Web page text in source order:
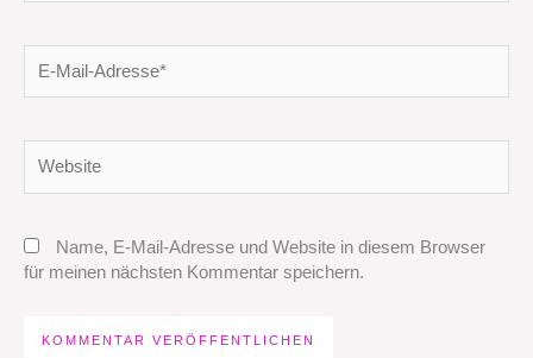
Mail-
Name, E-Mail-Adresse und Website in diesem Browser
für meinen nächsten Kommentar speichern.